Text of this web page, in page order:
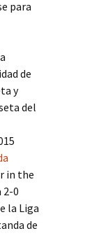
para
de
y
del
in the
2-0
la Liga
de